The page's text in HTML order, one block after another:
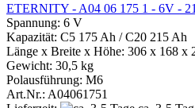
ETERNITY - A04 06 175 1 - 6V -
Spannung: 6 V
Kapazität: C5 175 Ah / C20 215 Ah
Länge x Breite x Höhe: 306 x 168 x
Gewicht: 30,5 kg
Polausführung: M6
Art.Nr.: A04061751